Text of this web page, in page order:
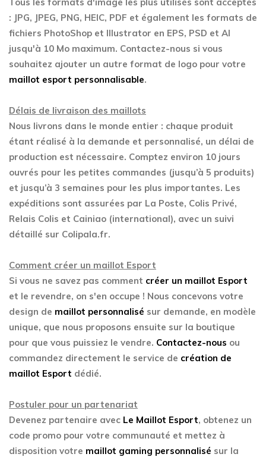
: JPG, JPEG, PNG, HEIC, PDF et également les formats de
fichiers PhotoShop et Illustrator en EPS, PSD et AI
jusqu'à 10 Mo maximum. Contactez-nous si vous
souhaitez ajouter un autre format de logo pour votre
maillot esport personnalisable.
Délais de livraison des maillots
Nous livrons dans le monde entier : chaque produit
étant réalisé à la demande et personnalisé, un délai de
production est nécessaire. Comptez environ 10 jours
ouvrés pour les petites commandes (jusqu’à 5 produits)
et jusqu’à 3 semaines pour les plus importantes. Les
expéditions sont assurées par La Poste, Colis Privé,
Relais Colis et Cainiao (international), avec un suivi
détaillé sur Colipala.fr.
Comment créer un maillot Esport
Si vous ne savez pas comment créer un maillot Esport
et le revendre, on s'en occupe ! Nous concevons votre
design de maillot personnalisé sur demande, en modèle
unique, que nous proposons ensuite sur la boutique
pour que vous puissiez le vendre. Contactez-nous ou
commandez directement le service de création de
maillot Esport dédié.
Postuler pour un partenariat
Devenez partenaire avec Le Maillot Esport, obtenez un
code promo pour votre communauté et mettez à
disposition votre maillot gaming personnalisé sur la